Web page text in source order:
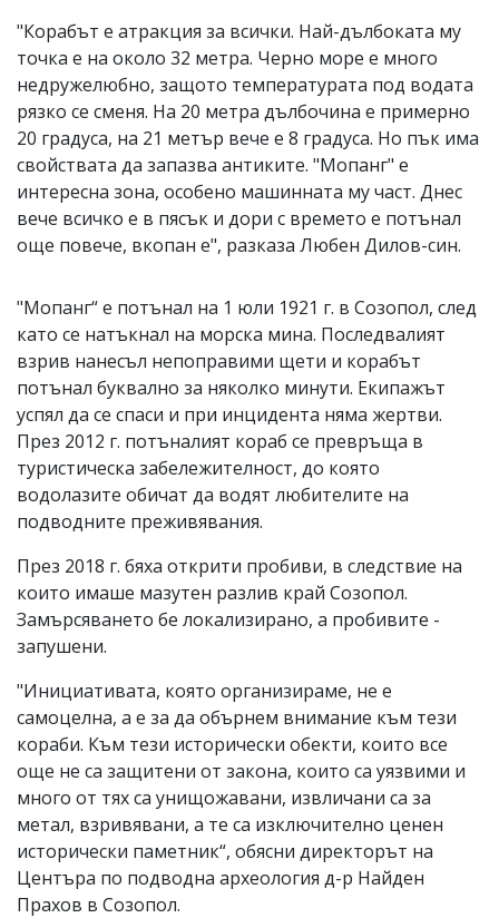
"Корабът е атракция за всички. Най-дълбоката му
точка е на около 32 метра. Черно море е много
недружелюбно, защото температурата под водата
рязко се сменя. На 20 метра дълбочина е примерно
20 градуса, на 21 метър вече е 8 градуса. Но пък има
свойствата да запазва антиките. "Мопанг" е
интересна зона, особено машинната му част. Днес
вече всичко е в пясък и дори с времето е потънал
още повече, вкопан е", разказа Любен Дилов-син.
"Мопанг“ е потънал на 1 юли 1921 г. в Созопол, след
като се натъкнал на морска мина. Последвалият
взрив нанесъл непоправими щети и корабът
потънал буквално за няколко минути. Екипажът
успял да се спаси и при инцидента няма жертви.
През 2012 г. потъналият кораб се превръща в
туристическа забележителност, до която
водолазите обичат да водят любителите на
подводните преживявания.
През 2018 г. бяха открити пробиви, в следствие на
които имаше мазутен разлив край Созопол.
Замърсяването бе локализирано, а пробивите -
запушени.
"Инициативата, която организираме, не е
самоцелна, а е за да обърнем внимание към тези
кораби. Към тези исторически обекти, които все
още не са защитени от закона, които са уязвими и
много от тях са унищожавани, извличани са за
метал, взривявани, а те са изключително ценен
исторически паметник“, обясни директорът на
Центъра по подводна археология д-р Найден
Прахов в Созопол.